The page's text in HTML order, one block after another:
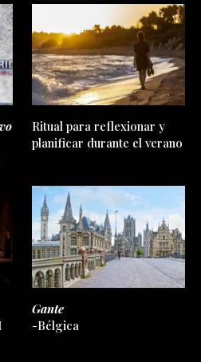
Ritual para reflexionar y
planificar durante el verano
Gante
-Bélgica